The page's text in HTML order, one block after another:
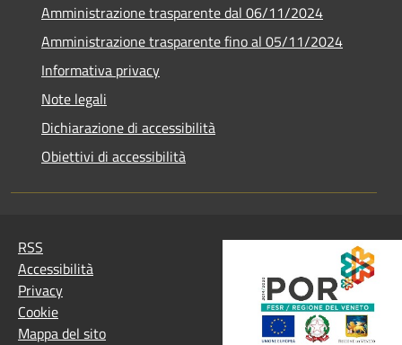
Amministrazione trasparente dal 06/11/2024
Amministrazione trasparente fino al 05/11/2024
Informativa privacy
Note legali
Dichiarazione di accessibilità
Obiettivi di accessibilità
RSS
Accessibilità
Privacy
Cookie
Mappa del sito